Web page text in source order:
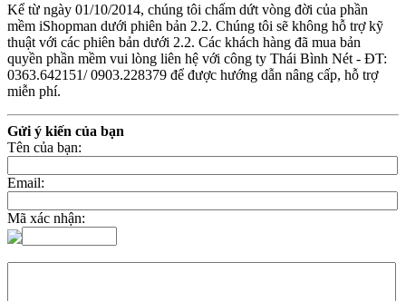
Kể từ ngày 01/10/2014, chúng tôi chấm dứt vòng đời của phần
mềm iShopman dưới phiên bản 2.2. Chúng tôi sẽ không hỗ trợ kỹ
thuật với các phiên bản dưới 2.2. Các khách hàng đã mua bản
quyền phần mềm vui lòng liên hệ với công ty Thái Bình Nét - ĐT:
0363.642151/ 0903.228379 để được hướng dẫn nâng cấp, hỗ trợ
miễn phí.
Gửi ý kiến của bạn
Tên của bạn:
Email:
Mã xác nhận: